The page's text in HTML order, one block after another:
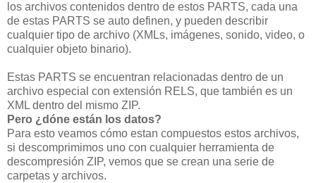
los archivos contenidos dentro de estos PARTS, cada una
de estas PARTS se auto definen, y pueden describir
cualquier tipo de archivo (XMLs, imágenes, sonido, video, o
cualquier objeto binario).
Estas PARTS se encuentran relacionadas dentro de un
archivo especial con extensión RELS, que también es un
XML dentro del mismo ZIP.
Pero ¿dóne están los datos?
Para esto veamos cómo estan compuestos estos archivos,
si descomprimimos uno con cualquier herramienta de
descompresión ZIP, vemos que se crean una serie de
carpetas y archivos.